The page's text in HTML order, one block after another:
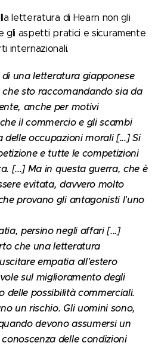
letteratura di Hearn non gli
gli aspetti pratici e sicuramente
internazionali.
una letteratura giapponese
sto raccomandando sia da
anche per motivi
il commercio e gli scambi
delle occupazioni morali [...] Si
e tutte le competizioni
[...] Ma in questa guerra, che è
evitata, davvero molto
provano gli antagonisti l'uno
persino negli affari [...]
che una letteratura
empatia all'estero
sul miglioramento degli
delle possibilità commerciali.
un rischio. Gli uomini sono,
devono assumersi un
delle condizioni